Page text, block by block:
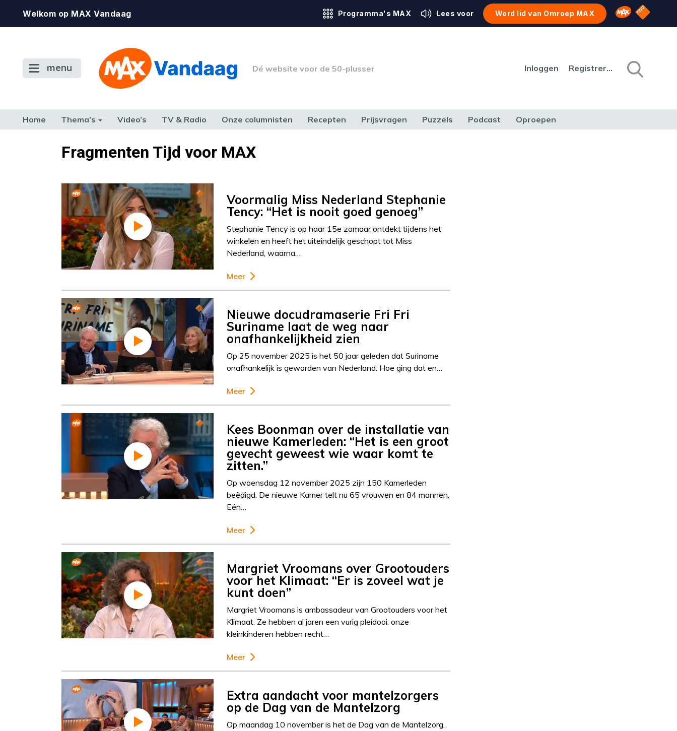
Welkom op MAX Vandaag Programma's MAX Lees voor Word lid van Omroep MAX Omroep MAX
NPO
menu Dé website voor de 50-plusser Inloggen Registreren
Home Thema’s Video’s TV & Radio Onze columnisten Recepten Prijsvragen Puzzels Podcast Oproepen
TERUG NAAR TOENFragmenten Tijd voor MAX
Voormalig Miss Nederland Stephanie
Tency: “Het is nooit goed genoeg”
Stephanie Tency is op haar 15e zomaar ontdekt tijdens het
winkelen en heeft het uiteindelijk geschopt tot Miss
Nederland, waarna…
Meer
Nieuwe docudramaserie Fri Fri
Suriname laat de weg naar
onafhankelijkheid zien
Op 25 november 2025 is het 50 jaar geleden dat Suriname
onafhankelijk is geworden van Nederland. Hoe ging dat en…
Meer
Kees Boonman over de installatie van
nieuwe Kamerleden: “Het is een groot
gevecht geweest wie waar komt te
zitten.”
Op woensdag 12 november 2025 zijn 150 Kamerleden
beëdigd. De nieuwe Kamer telt nu 65 vrouwen en 84 mannen.
Eén…
Meer
Margriet Vroomans over Grootouders
voor het Klimaat: “Er is zoveel wat je
kunt doen”
Margriet Vroomans is ambassadeur van Grootouders voor het
Klimaat. Ze hebben al jaren een vurig pleidooi: onze
kleinkinderen hebben recht…
Meer
Extra aandacht voor mantelzorgers
op de Dag van de Mantelzorg
Op maandag 10 november is het de Dag van de Mantelzorg.